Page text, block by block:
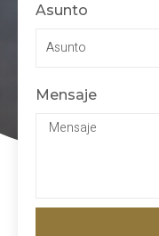
Asunto
Mensaje